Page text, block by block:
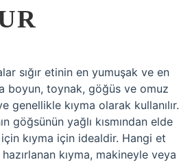
sığır etinin en yumuşak ve en
boyun, toynak, göğüs ve omuz
genellikle kıyma olarak kullanılır.
göğsünün yağlı kısmından elde
kıyma için idealdir. Hangi et
kıyma, makineyle veya